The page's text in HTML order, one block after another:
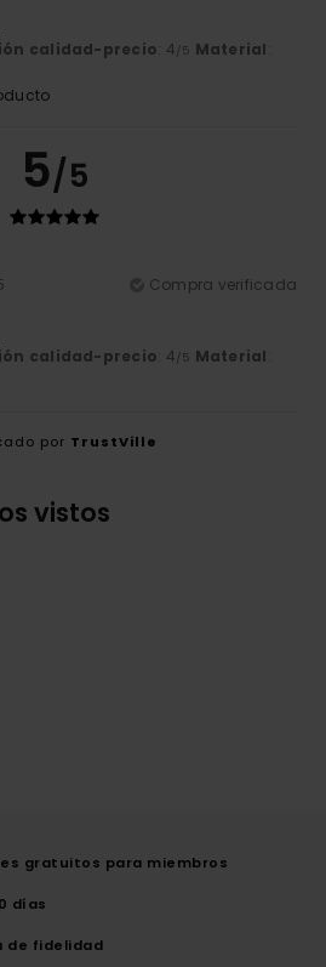
calidad-precio: 4/5 Material:
5/5
Compra verificada
calidad-precio: 4/5 Material:
por TrustVille
vistos
gratuitos para miembros
días
de fidelidad